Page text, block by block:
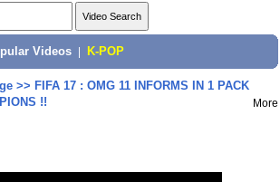
Videos K-POP
>> FIFA 17 : OMG 11 INFORMS IN 1 PACK
!!
More